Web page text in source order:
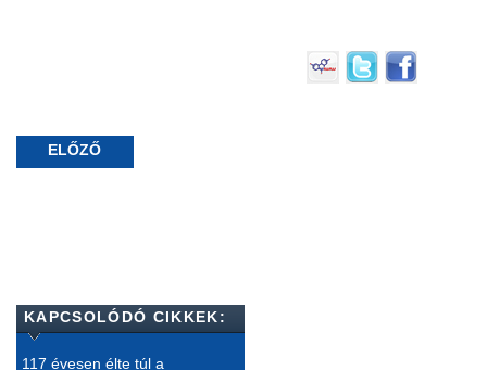
ELŐZŐ
KAPCSOLÓDÓ CIKKEK:
117 évesen élte túl a